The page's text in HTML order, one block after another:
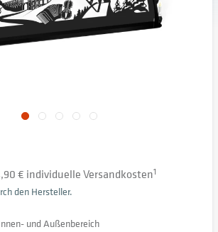
€ individuelle Versandkosten1
den Hersteller.
und Außenbereich